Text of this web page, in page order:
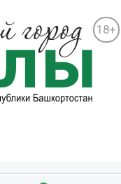
18+